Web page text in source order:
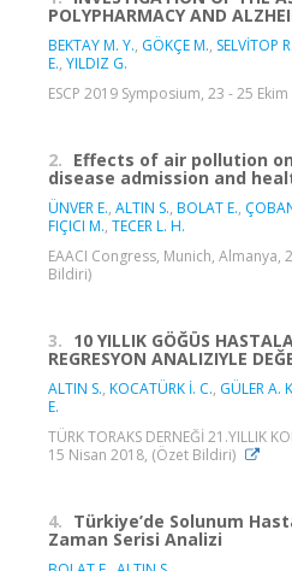
POLYPHARMACY AND
BEKTAY M. Y., GÖKÇE M., SELVİTOP R.
E., YILDIZ G.
ESCP 2019 Symposium, 23 - 25
2. Effects of air pollution
disease admission and
ÜNVER E., ALTIN S., BOLAT E.,
FIÇICI M., TECER L. H.
EAACI Congress, Munich, Almanya,
Bildiri)
3. 10 YILLIK GÖĞÜS
REGRESYON ANALIZIYLE
ALTIN S., KOCATÜRK İ. C., GÜLER A.
E.
TÜRK TORAKS DERNEĞİ 21.YILLIK
15 Nisan 2018, (Özet Bildiri)
4. Türkiye’de Solunum
Zaman Serisi Analizi